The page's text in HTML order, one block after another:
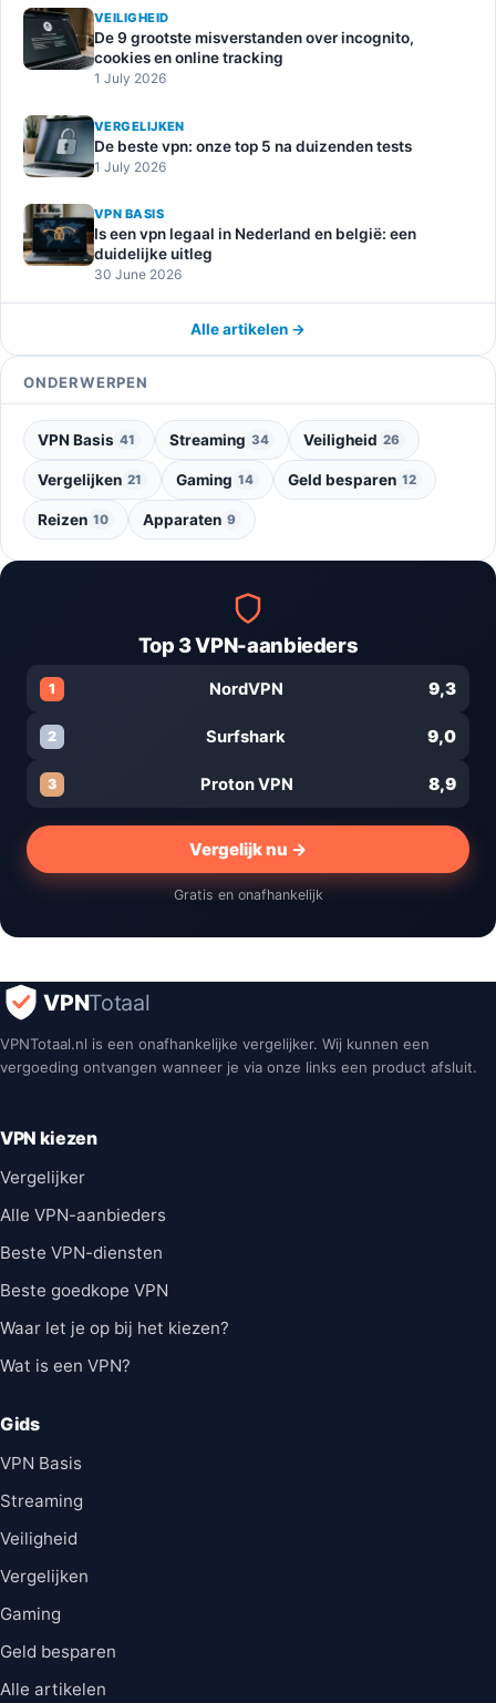
VEILIGHEID
De 9 grootste misverstanden over incognito,
cookies en online tracking
1 July 2026
VERGELIJKEN
De beste vpn: onze top 5 na duizenden tests
1 July 2026
VPN BASIS
Is een vpn legaal in Nederland en belgië: een
duidelijke uitleg
30 June 2026
Alle artikelen →
ONDERWERPEN
VPN Basis 41 Streaming 34 Veiligheid 26
Vergelijken 21 Gaming 14 Geld besparen 12
Reizen 10 Apparaten 9
Top 3 VPN-aanbieders
1 NordVPN 9,3
2 Surfshark 9,0
3 Proton VPN 8,9
Vergelijk nu →
Gratis en onafhankelijk
VPNTotaal
VPNTotaal.nl is een onafhankelijke vergelijker. Wij kunnen een
vergoeding ontvangen wanneer je via onze links een product afsluit.
VPN kiezen
Vergelijker
Alle VPN-aanbieders
Beste VPN-diensten
Beste goedkope VPN
Waar let je op bij het kiezen?
Wat is een VPN?
Gids
VPN Basis
Streaming
Veiligheid
Vergelijken
Gaming
Geld besparen
Alle artikelen